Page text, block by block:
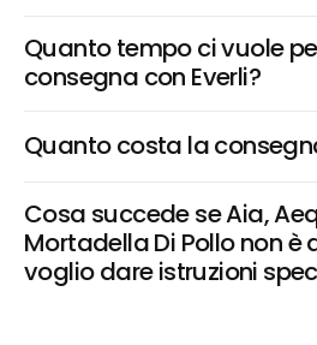
Quanto tempo ci vuole
consegna con Everli?
Quanto costa la
Cosa succede se Aia,
Mortadella Di Pollo non è
voglio dare istruzioni